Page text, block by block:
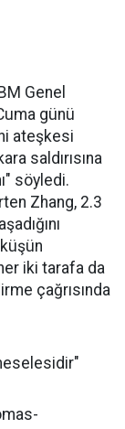
Genel
günü
ateşkesi
saldırısına
söyledi.
Zhang, 2.3
iki tarafa da
çağrısında